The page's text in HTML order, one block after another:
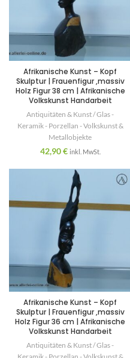
Afrikanische Kunst – Kopf
Skulptur | Frauenfigur ,massiv
Holz Figur 38 cm | Afrikanische
Volkskunst Handarbeit
Antiquitäten & Kunst / Glas -
Keramik - Porzellan - Volkskunst &
Metallobjekte
42,90€ inkl. MwSt.
Afrikanische Kunst – Kopf
Skulptur | Frauenfigur ,massiv
Holz Figur 36 cm | Afrikanische
Volkskunst Handarbeit
Antiquitäten & Kunst / Glas -